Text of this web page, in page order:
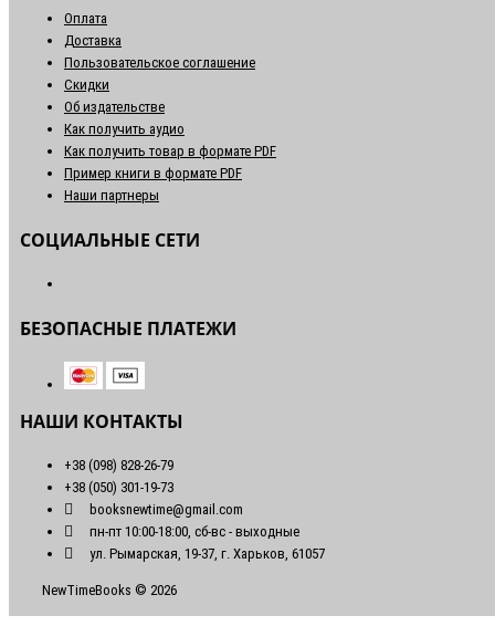
Оплата
Доставка
Пользовательское соглашение
Скидки
Об издательстве
Как получить аудио
Как получить товар в формате PDF
Пример книги в формате PDF
Наши партнеры
СОЦИАЛЬНЫЕ СЕТИ
БЕЗОПАСНЫЕ ПЛАТЕЖИ
НАШИ КОНТАКТЫ
+38 (098) 828-26-79
+38 (050) 301-19-73
booksnewtime@gmail.com
пн-пт 10:00-18:00, сб-вс - выходные
ул. Рымарская, 19-37, г. Харьков, 61057
NewTimeBooks © 2026